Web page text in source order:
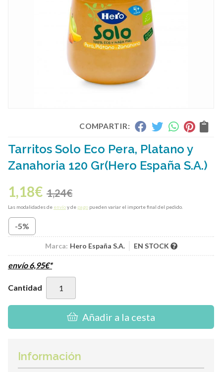
COMPARTIR:
Tarritos Solo Eco Pera, Platano y
Zanahoria 120 Gr(Hero España S.A.)
1,18€ 1,24€
Las modalidades de envíoy de pago pueden variar el importe final del pedido.
-5%
Marca: Hero España S.A. EN STOCK
envío6,95€*
Cantidad
Añadir a la cesta
Información